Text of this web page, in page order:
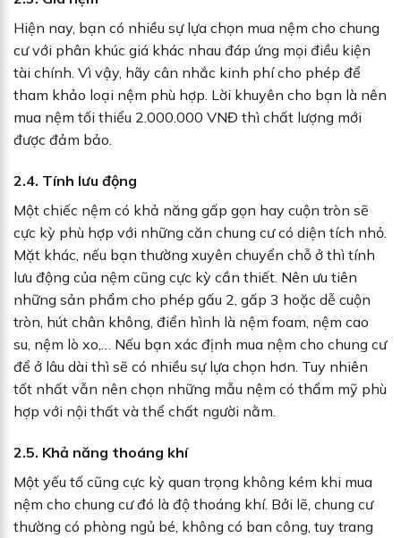
Hiện nay, bạn có nhiều sự lựa chọn mua nệm cho chung
cư với phân khúc giá khác nhau đáp ứng mọi điều kiện
tài chính. Vì vậy, hãy cân nhắc kinh phí cho phép để
tham khảo loại nệm phù hợp. Lời khuyên cho bạn là nên
mua nệm tối thiểu 2.000.000 VNĐ thì chất lượng mới
được đảm bảo.
2.4. Tính lưu động
Một chiếc nệm có khả năng gấp gọn hay cuộn tròn sẽ
cực kỳ phù hợp với những căn chung cư có diện tích nhỏ.
Mặt khác, nếu bạn thường xuyên chuyển chỗ ở thì tính
lưu động của nệm cũng cực kỳ cần thiết. Nên ưu tiên
những sản phẩm cho phép gấu 2, gấp 3 hoặc dễ cuộn
tròn, hút chân không, điển hình là nệm foam, nệm cao
su, nệm lò xo,… Nếu bạn xác định mua nệm cho chung cư
để ở lâu dài thì sẽ có nhiều sự lựa chọn hơn. Tuy nhiên
tốt nhất vẫn nên chọn những mẫu nệm có thẩm mỹ phù
hợp với nội thất và thể chất người nằm.
2.5. Khả năng thoáng khí
Một yếu tố cũng cực kỳ quan trọng không kém khi mua
nệm cho chung cư đó là độ thoáng khí. Bởi lẽ, chung cư
thường có phòng ngủ bé, không có ban công, tuy trang